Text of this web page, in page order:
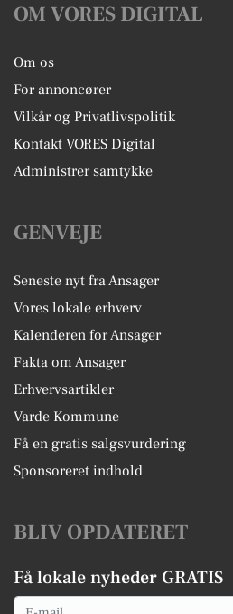
OM VORES DIGITAL
Om os
For annoncører
Vilkår og Privatlivspolitik
Kontakt VORES Digital
Administrer samtykke
GENVEJE
Seneste nyt fra Ansager
Vores lokale erhverv
Kalenderen for Ansager
Fakta om Ansager
Erhvervsartikler
Varde Kommune
Få en gratis salgsvurdering
Sponsoreret indhold
BLIV OPDATERET
Få lokale nyheder GRATIS
Email